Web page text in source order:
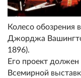
Колесо обозрения
Джорджа
1896).
Его проект
Всемирной